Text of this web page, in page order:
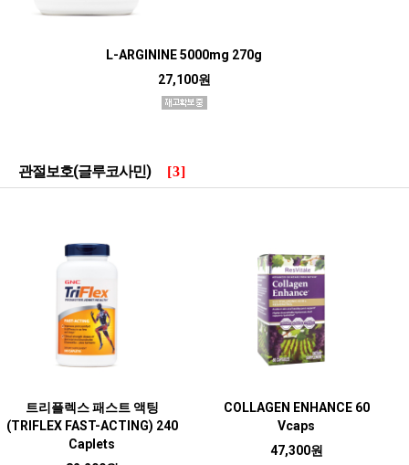
L-ARGININE 5000mg 270g
27,100원
관절보호(글루코사민) [3]
트리플렉스 패스트 액팅
(TRIFLEX FAST-ACTING) 240
Caplets
COLLAGEN ENHANCE 60
Vcaps
47,300원